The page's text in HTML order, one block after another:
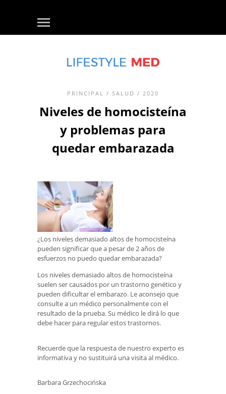
PRINCIPAL / SALUD / 2020
Niveles de homocisteína
y problemas para
quedar embarazada
¿Los niveles demasiado altos de homocisteína
pueden significar que a pesar de 2 años de
esfuerzos no puedo quedar embarazada?
Los niveles demasiado altos de homocisteína
suelen ser causados ​​por un trastorno genético y
pueden dificultar el embarazo. Le aconsejo que
consulte a un médico personalmente con el
resultado de la prueba. Su médico le dirá lo que
debe hacer para regular estos trastornos.
Recuerde que la respuesta de nuestro experto es
informativa y no sustituirá una visita al médico.
Barbara Grzechocińska